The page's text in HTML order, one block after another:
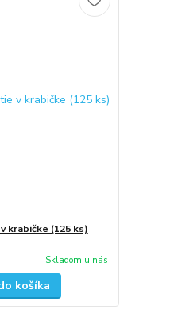
krabičke (125 ks)
Skladom u nás
košíka